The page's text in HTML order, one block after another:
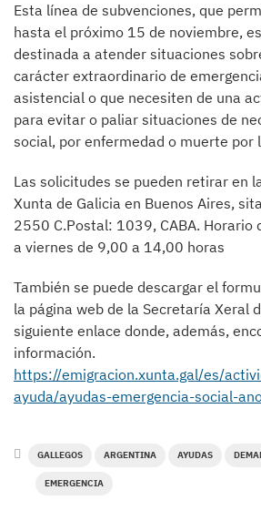
Esta línea de subvenciones, que
hasta el próximo 15 de noviembre,
destinada a atender situaciones
carácter extraordinario de
asistencial o que necesiten de una
para evitar o paliar situaciones de
social, por enfermedad o muerte por
Las solicitudes se pueden retirar en
Xunta de Galicia en Buenos Aires,
2550 C.Postal: 1039, CABA. Horario
a viernes de 9,00 a 14,00 horas
También se puede descargar el
la página web de la Secretaría Xeral
siguiente enlace donde, además,
información.
https://emigracion.xunta.gal/es/
ayuda/ayudas-emergencia-social-
GALLEGOS ARGENTINA AYUDAS
EMERGENCIA